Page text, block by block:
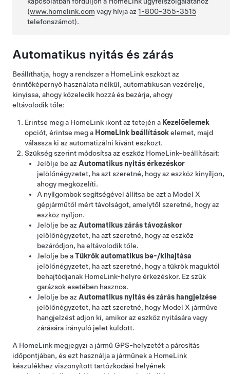
(www.homelink.com vagy hívja az1-800-355-3515
telefonszámot).
Automatikus nyitás és zárás
Beállíthatja, hogy a rendszer a HomeLink eszközt az
érintőképernyő használata nélkül, automatikusan vezérelje,
kinyissa, ahogy közeledik hozzá és bezárja, ahogy
eltávolodik tőle:
Érintse meg a HomeLink ikont az tetején a Kezelőelemek
opciót, érintse meg a HomeLink beállításokelemet, majd
válassza ki az automatizálni kívánt eszközt.
Szükség szerint módosítsa az eszköz HomeLink-beállításait:
Jelölje be az Automatikus nyitás érkezéskor
jelölőnégyzetet, ha azt szeretné, hogy az eszköz kinyíljon,
ahogy megközelíti.
A nyílgombok segítségével állítsa be azt a Model X
gépjárműtől mért távolságot, amelytől szeretné, hogy az
eszköz nyíljon.
Jelölje be az Automatikus zárás távozáskor
jelölőnégyzetet, ha azt szeretné, hogy az eszköz
bezáródjon, ha eltávolodik tőle.
Jelölje be aTükrök automatikus be-/kihajtása
jelölőnégyzetet, ha azt szeretné, hogy a tükrök maguktól
behajtódjanak HomeLink-helyre érkezéskor. Ez szűk
garázsok esetében hasznos.
Jelölje be az Automatikus nyitás és zárás hangjelzése
jelölőnégyzetet, ha azt szeretné, hogy Model X járműve
hangjelzést adjon ki, amikor az eszköz nyitására vagy
zárására irányuló jelet küldött.
A HomeLink megjegyzi a jármű GPS-helyzetét a párosítás
időpontjában, és ezt használja a járműnek a HomeLink
készülékhez viszonyított tartózkodási helyének